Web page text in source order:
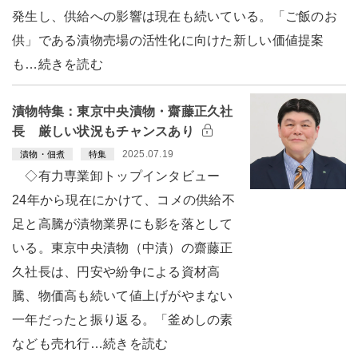
発生し、供給への影響は現在も続いている。「ご飯のお
供」である漬物売場の活性化に向けた新しい価値提案
も…続きを読む
漬物特集：東京中央漬物・齋藤正久社
長 厳しい状況もチャンスあり
漬物・佃煮 特集 2025.07.19
◇有力専業卸トップインタビュー
24年から現在にかけて、コメの供給不
足と高騰が漬物業界にも影を落として
いる。東京中央漬物（中漬）の齋藤正
久社長は、円安や紛争による資材高
騰、物価高も続いて値上げがやまない
一年だったと振り返る。「釜めしの素
なども売れ行…続きを読む